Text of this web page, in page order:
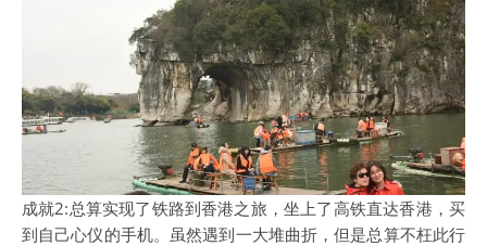
成就2:总算实现了铁路到香港之旅，坐上了高铁直达香港，买
到自己心仪的手机。虽然遇到一大堆曲折，但是总算不枉此行